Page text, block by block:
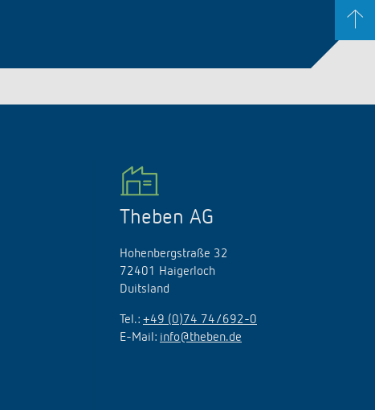
Theben AG
Hohenbergstraße 32
72401 Haigerloch
Duitsland
Tel.: +49 (0)74 74/692-0
E-Mail: info@theben.de